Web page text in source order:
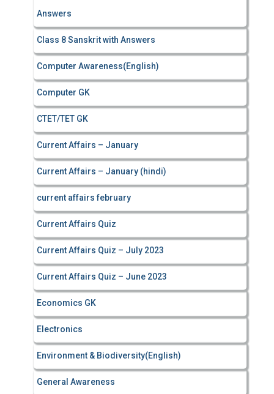
Answers
Class 8 Sanskrit with Answers
Computer Awareness(English)
Computer GK
CTET/TET GK
Current Affairs – January
Current Affairs – January (hindi)
current affairs february
Current Affairs Quiz
Current Affairs Quiz – July 2023
Current Affairs Quiz – June 2023
Economics GK
Electronics
Environment & Biodiversity(English)
General Awareness